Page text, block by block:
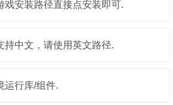
戏安装路径直接点安装即可.
持中文，请使用英文路径.
运行库/组件.